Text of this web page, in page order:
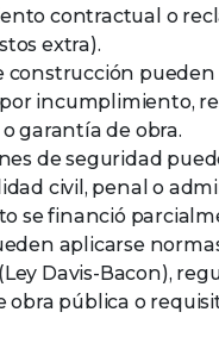
contractual o
extra).
construcción
incumplimiento,
garantía de obra.
de seguridad
civil, penal o
se financió
aplicarse
(Ley Davis-Bacon),
obra pública o